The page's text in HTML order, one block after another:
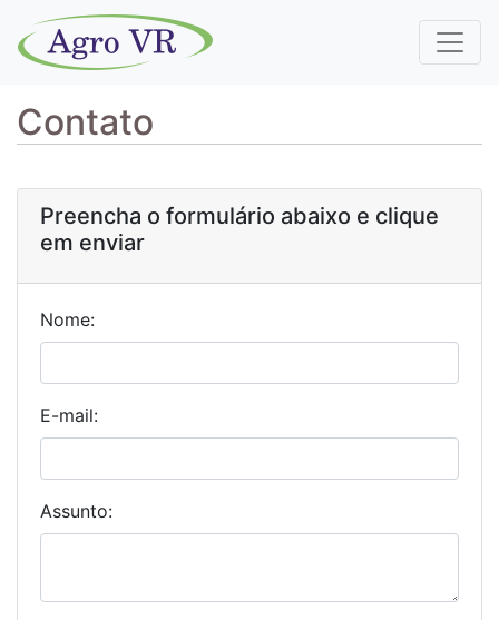
Contato
Preencha o formulário abaixo e clique
em enviar
Nome:
E-mail:
Assunto: